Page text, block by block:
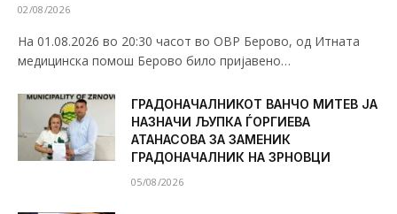
02/08/2026
На 01.08.2026 во 20:30 часот во ОВР Берово, од Итната
медицинска помош Берово било пријавено…
ГРАДОНАЧАЛНИКОТ ВАНЧО МИТЕВ ЈА
НАЗНАЧИ ЉУПКА ЃОРГИЕВА
АТАНАСОВА ЗА ЗАМЕНИК
ГРАДОНАЧАЛНИК НА ЗРНОВЦИ
05/08/2026